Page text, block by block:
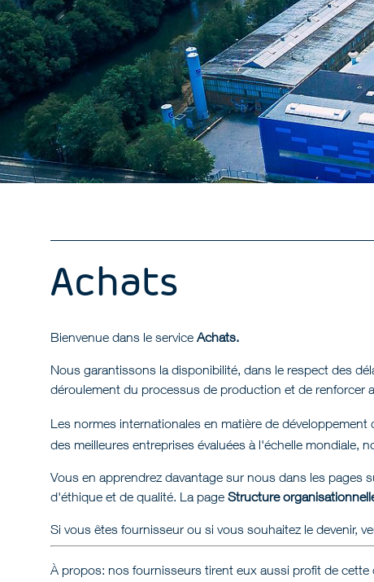
Achats
Bienvenue dans le serviceAchats.
Nous garantissons la disponibilité, dans le respect des
déroulement du processus de production et de renforcer
Les normes internationales en matière de
des meilleures entreprises évaluées à l'échelle mondiale,
Vous en apprendrez davantage sur nous dans les pages
d'éthique et de qualité. La pageStructure
Si vous êtes fournisseur ou si vous souhaitez le devenir,
À propos: nos fournisseurs tirent eux aussi profit de